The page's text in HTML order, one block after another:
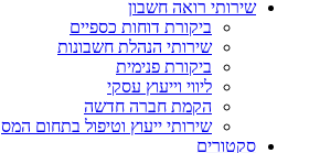
שירותי רואה חשבון
ביקורת דוחות כספיים
שירותי הנהלת חשבונות
ביקורת פנימית
ליווי וייעוץ עסקי
הקמת חברה חדשה
שירותי ייעוץ וטיפול בתחום המס
סקטורים